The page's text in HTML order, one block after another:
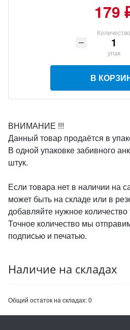
179
Количество
упак
В
ВНИМАНИЕ !!!
Данный товар продаётся в
В одной упаковке забивного
штук.
Если товара нет в наличии на
может быть на складе или в
добавляйте нужное количество
Точное количество мы
подписью и печатью.
Наличие на складах
Общий остаток на складах:0